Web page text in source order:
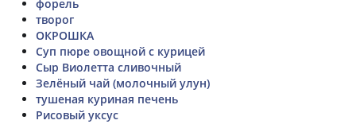
форель
творог
ОКРОШКА
Суп пюре овощной с курицей
Сыр Виолетта сливочный
Зелёный чай (молочный улун)
тушеная куриная печень
Рисовый уксус